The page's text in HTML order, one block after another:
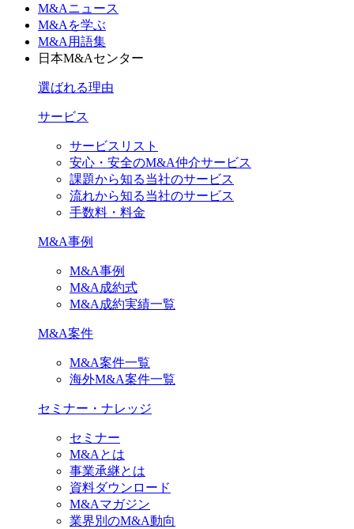
M&Aニュース
M&Aを学ぶ
M&A用語集
日本M&Aセンター
選ばれる理由
サービス
サービスリスト
安心・安全のM&A仲介サービス
課題から知る当社のサービス
流れから知る当社のサービス
手数料・料金
M&A事例
M&A事例
M&A成約式
M&A成約実績一覧
M&A案件
M&A案件一覧
海外M&A案件一覧
セミナー・ナレッジ
セミナー
M&Aとは
事業承継とは
資料ダウンロード
M&Aマガジン
業界別のM&A動向